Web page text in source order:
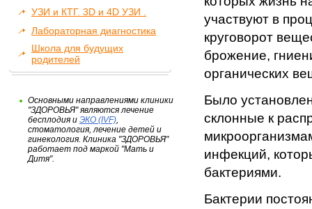
УЗИ и КТГ. 3D и 4D УЗИ .
Лабораторная диагностика
Школа для будущих
родителей
Основными направлениями клиники
"ЗДОРОВЬЯ" являются лечение
бесплодия и ЭКО (IVF),
стоматология, лечение детей и
гинекология. Клиника "ЗДОРОВЬЯ"
работает под маркой "Мать и
Дитя".
участвуют в
круговорот
брожение,
органических
Было
склонные к
инфекций,
бактериями.
Бактерии